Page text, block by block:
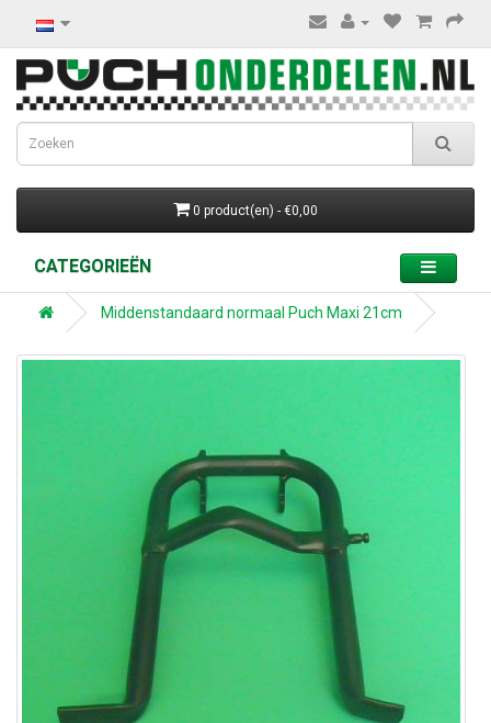
0 product(en) - €0,00
CATEGORIEËN
Middenstandaard normaal Puch Maxi 21cm